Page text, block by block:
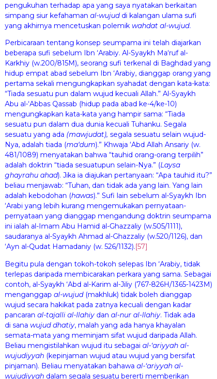
pengukuhan terhadap apa yang saya nyatakan berkaitan
simpang siur kefahaman al-wujuddi kalangan ulama sufi
yang akhirnya mencetuskan polemik wahdat al-wujud.
Perbicaraan tentang konsep seumpama ini telah diajarkan
beberapa sufi sebelum Ibn ‘Arabiy. Al-Syaykh Ma‘ruf al-
Karkhiy (w.200/815M), seorang sufi terkenal di Baghdad yang
hidup empat abad sebelum Ibn ‘Arabiy, dianggap orang yang
pertama sekali mengungkapkan syahadat dengan kata-kata:
“Tiada sesuatu pun dalam wujud kecuali Allah.” Al-Syaykh
Abu al-‘Abbas Qassab (hidup pada abad ke-4/ke-10)
mengungkapkan kata-kata yang hampir sama: “Tiada
sesuatu pun da­lam dua dunia kecuali Tuhanku. Segala
sesuatu yang ada (mawjudat), segala sesuatu selain wujud-
Nya, adalah tiada (ma‘dum).” Khwaja ‘Abd Allah Ansariy (w.
481/1089) menyatakan bahwa “tauhid orang-orang terpilih”
adalah doktrin “tiada sesuatupun selain-Nya.” (Laysa
ghayrahu ahad). Jika ia diajukan pertanyaan: “Apa tauhid itu?”
beliau menjawab: “Tuhan, dan tidak ada yang lain. Yang lain
adalah kebodohan (hawas).” Sufi lain sebelum al-Syaykh Ibn
‘Arabi yang lebih kurang mengemukakan pernyataan-
pernyataan yang dianggap mengandung doktrin seumpama
ini ialah al-Imam Abu Hamid al-Ghazzaliy (w.505/1111),
saudaranya al-Syaykh Ahmad al-Ghazzaliy (w.520/1126), dan
‘Ayn al-Qudat Hamadaniy (w. 526/1132). [57]
Begitu pula dengan tokoh-tokoh selepas Ibn ‘Arabiy, tidak
terlepas daripada membicarakan perkara yang sama. Sebagai
contoh, al-Syaykh ‘Abd al-Karim al-Jiliy (767-826H/1365-1423M)
menganggap al-wujud(makhluk) tidak boleh dianggap
wujud secara hakikat pada zatnya kecuali dengan kadar
pancaran al-tajalli al-Ilahiy dan al-nur al-Ilahiy. Tidak ada
di sana wujud dhatiy, malah yang ada hanya khayalan
semata-mata yang meminjam sifat wujud daripada Allah.
Beliau mengistilahkan wujud itu sebagai al-‘ariyyah al-
wujudiyyah (kepinjaman wujud atau wujud yang bersifat
pinjaman). Beliau menyatakan bahawa al-‘ariyyah al-
wujudiyyah dalam segala sesuatu bererti memberikan